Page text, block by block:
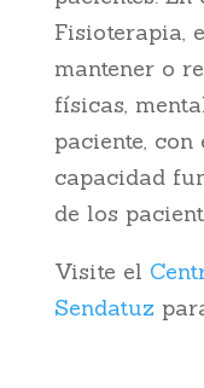
Fisioterapia,
mantener o
físicas,
paciente,
capacidad
de los
Visite el
Sendatuz